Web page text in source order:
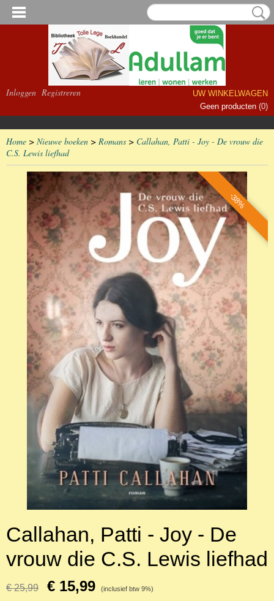
Inloggen Registreren
UW WINKELWAGEN
Geen producten (0)
Home > Nieuwe boeken > Romans > Callahan, Patti - Joy - De vrouw die
C.S. Lewis liefhad
-38%
Callahan, Patti - Joy - De
vrouw die C.S. Lewis liefhad
€ 25,99 € 15,99 (inclusief btw 9%)